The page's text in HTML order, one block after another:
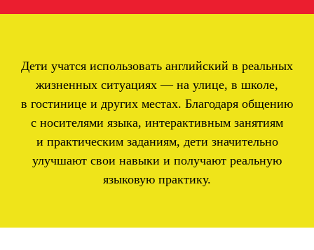
Дети учатся использовать английский в реальных
жизненных ситуациях — на улице, в школе,
в гостинице и других местах. Благодаря общению
с носителями языка, интерактивным занятиям
и практическим заданиям, дети значительно
улучшают свои навыки и получают реальную
языковую практику.